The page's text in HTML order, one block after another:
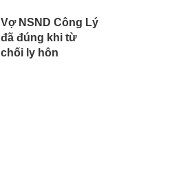
Vợ NSND Công Lý
đã đúng khi từ
chối ly hôn